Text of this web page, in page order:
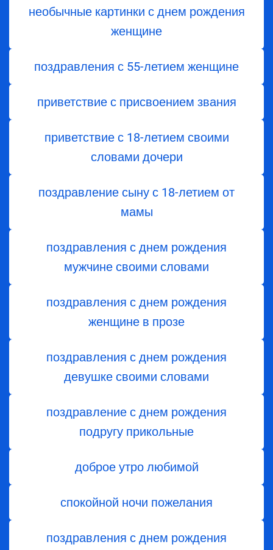
необычные картинки с днем рождения
женщине
поздравления с 55-летием женщине
приветствие с присвоением звания
приветствие с 18-летием своими
словами дочери
поздравление сыну с 18-летием от
мамы
поздравления с днем рождения
мужчине своими словами
поздравления с днем рождения
женщине в прозе
поздравления с днем рождения
девушке своими словами
поздравление с днем рождения
подругу прикольные
доброе утро любимой
спокойной ночи пожелания
поздравления с днем ​​рождения